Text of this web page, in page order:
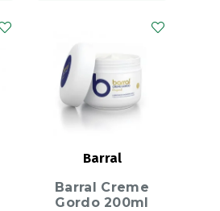
Barral
Barral Creme
Gordo 200ml